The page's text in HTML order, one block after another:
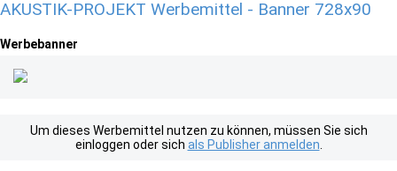
AKUSTIK-PROJEKT Werbemittel - Banner 728x90
Werbebanner
Um dieses Werbemittel nutzen zu können, müssen Sie sich
einloggen oder sich als Publisher anmelden